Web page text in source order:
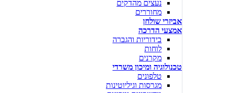
נעצים מהדקים
מחוררים
אביזרי שולחן
אמצעי הדרכה
בידוריות והגברה
לוחות
מקרנים
טכנולוגיה ומיכון משרדי
טלפונים
מגרסות וגיליוטינות